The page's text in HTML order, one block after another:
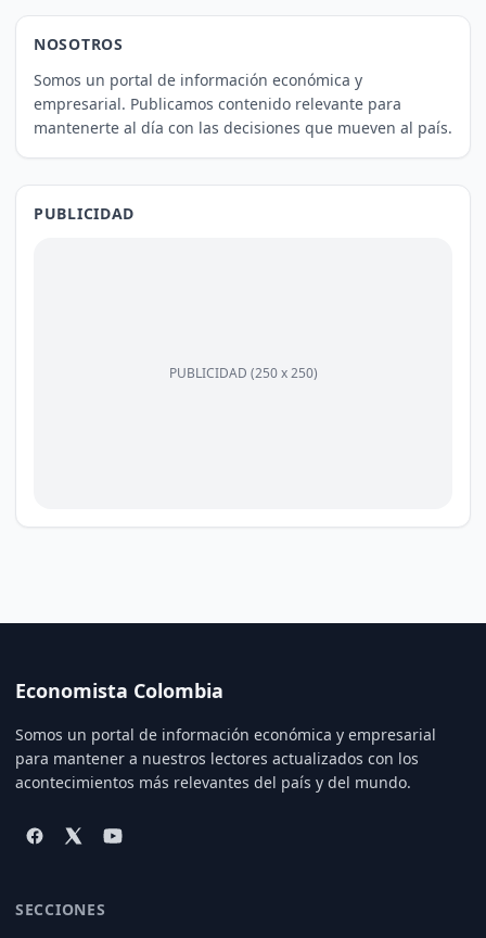
NOSOTROS
Somos un portal de información económica y
empresarial. Publicamos contenido relevante para
mantenerte al día con las decisiones que mueven al país.
PUBLICIDAD
PUBLICIDAD (250 x 250)
Economista Colombia
Somos un portal de información económica y empresarial
para mantener a nuestros lectores actualizados con los
acontecimientos más relevantes del país y del mundo.
SECCIONES